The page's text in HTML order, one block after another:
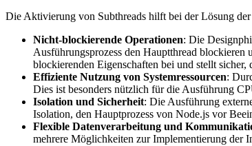
Die Aktivierung von Subthreads hilft bei der Lösung
Nicht-blockierende Operationen: Die
Ausführungsprozess den Hauptthread
blockierenden Eigenschaften bei und stellt
Effiziente Nutzung von Systemressourcen:
Dies ist besonders nützlich für die Ausführung
Isolation und Sicherheit: Die Ausführung
Isolation, den Hauptprozess von Node.js vor
Flexible Datenverarbeitung und
mehrere Möglichkeiten zur Implementierung der